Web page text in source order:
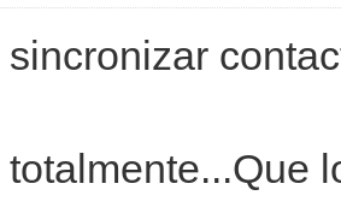
totalmente...Que